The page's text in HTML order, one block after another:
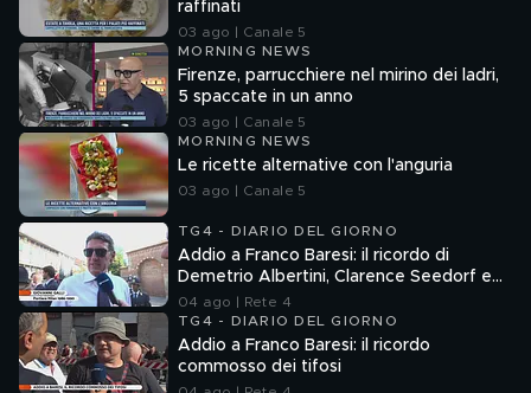
raffinati
03 ago | Canale 5
MORNING NEWS
Firenze, parrucchiere nel mirino dei ladri,
5 spaccate in un anno
03 ago | Canale 5
MORNING NEWS
Le ricette alternative con l'anguria
03 ago | Canale 5
TG4 - DIARIO DEL GIORNO
Addio a Franco Baresi: il ricordo di
Demetrio Albertini, Clarence Seedorf e
Giovanni Galli
04 ago | Rete 4
TG4 - DIARIO DEL GIORNO
Addio a Franco Baresi: il ricordo
commosso dei tifosi